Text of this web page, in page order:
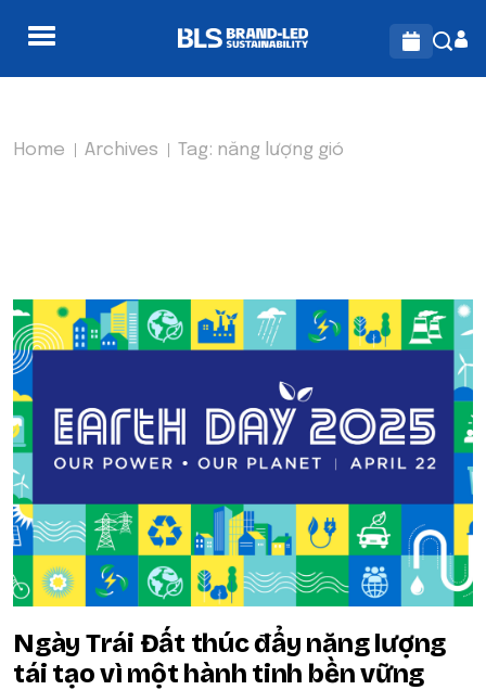
Home Archives Tag: năng lượng gió
Ngày Trái Đất thúc đẩy năng lượng
tái tạo vì một hành tinh bền vững